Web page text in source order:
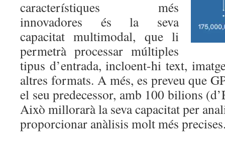
característiques més
innovadores és la seva
capacitat multimodal, que li
permetrà processar múltiples
tipus d’entrada, incloent-hi text,
altres formats. A més, es preveu que
el seu predecessor, amb 100 bilions
Això millorarà la seva capacitat per
proporcionar anàlisis molt més